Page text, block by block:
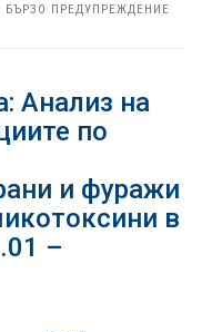
ПРЕДУПРЕЖДЕНИЕ
Анализ на
по
и фуражи
в
–